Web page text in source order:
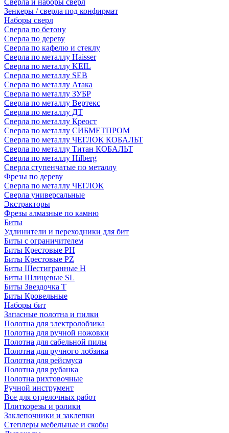
Сверла и наборы сверл
Зенкеры / сверла под конфирмат
Наборы сверл
Сверла по бетону
Сверла по дереву
Сверла по кафелю и стеклу
Сверла по металлу Haisser
Сверла по металлу KEIL
Сверла по металлу SEB
Сверла по металлу Атака
Сверла по металлу ЗУБР
Сверла по металлу Вертекс
Сверла по металлу ДТ
Сверла по металлу Креост
Сверла по металлу СИБМЕТПРОМ
Сверла по металлу ЧЕГЛОК КОБАЛЬТ
Сверла по металлу Титан КОБАЛЬТ
Сверла по металлу Hilberg
Сверла ступенчатые по металлу
Фрезы по дереву
Сверла по металлу ЧЕГЛОК
Сверла универсальные
Экстракторы
Фрезы алмазные по камню
Биты
Удлинители и переходники для бит
Биты с ограничителем
Биты Крестовые PH
Биты Крестовые PZ
Биты Шестигранные H
Биты Шлицевые SL
Биты Звездочка T
Биты Кровельные
Наборы бит
Запасные полотна и пилки
Полотна для электролобзика
Полотна для ручной ножовки
Полотна для сабельной пилы
Полотна для ручного лобзика
Полотна для рейсмуса
Полотна для рубанка
Полотна рихтовочные
Ручной инструмент
Все для отделочных работ
Плиткорезы и ролики
Заклепочники и заклепки
Степлеры мебельные и скобы